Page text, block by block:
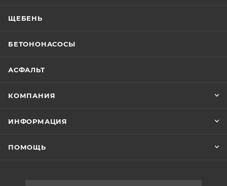
ЩЕБЕНЬ
БЕТОНОНАСОСЫ
АСФАЛЬТ
КОМПАНИЯ
ИНФОРМАЦИЯ
ПОМОЩЬ